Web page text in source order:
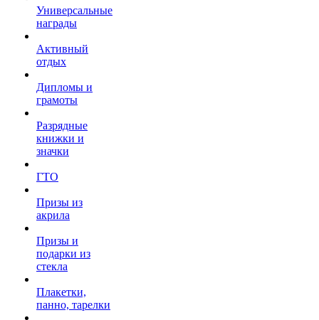
Универсальные
награды
Активный
отдых
Дипломы и
грамоты
Разрядные
книжки и
значки
ГТО
Призы из
акрила
Призы и
подарки из
стекла
Плакетки,
панно, тарелки